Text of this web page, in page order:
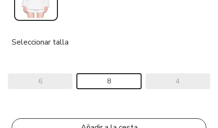
Seleccionar talla
6 8 4